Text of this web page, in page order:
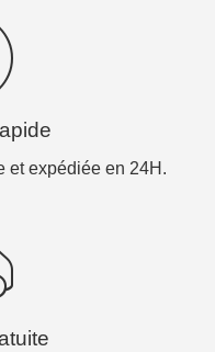
et expédiée en 24H.